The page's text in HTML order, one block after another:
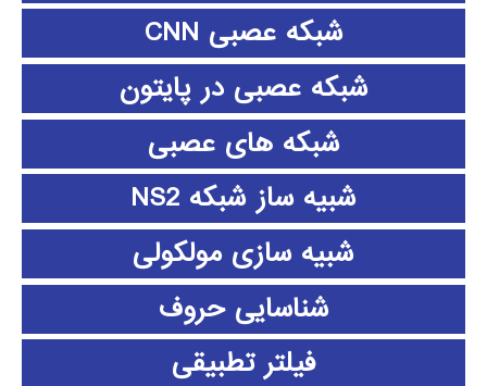
شبکه عصبی CNN
شبکه عصبی در پایتون
شبکه های عصبی
شبیه ساز شبکه NS2
شبیه سازی مولکولی
شناسایی حروف
فیلتر تطبیقی